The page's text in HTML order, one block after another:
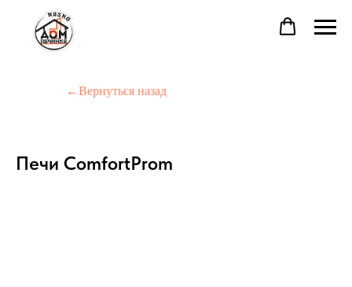
←Вернуться назад
Печи ComfortProm